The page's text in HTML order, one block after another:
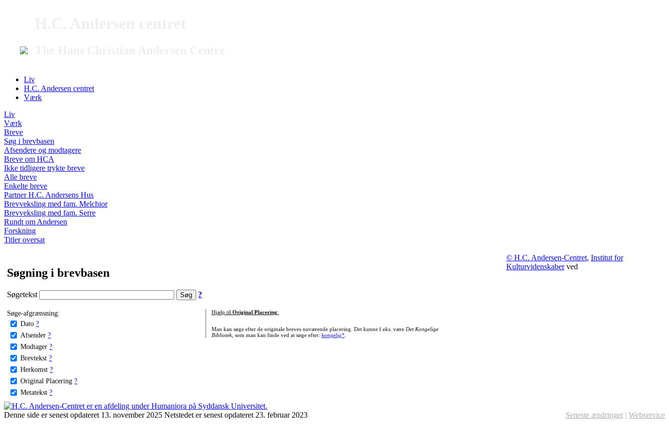
Liv
H.C. Andersen centret
Værk
Liv
Værk
Breve
Søg i brevbasen
Afsendere og modtagere
Breve om HCA
Ikke tidligere trykte breve
Alle breve
Enkelte breve
Partner H.C. Andersens Hus
Brevveksling med fam. Melchior
Brevveksling med fam. Serre
Rundt om Andersen
Forskning
Titler oversat
Søgning i brevbasen
Søgetekst ?
Søge-afgrænsning:
Dato ?
Afsender ?
Modtager ?
Brevtekst ?
Herkomst ?
Original Placering ?
Metatekst ?
Hjælp til Original Placering:
Man kan søge efter de originale breves nuværende placering. Det kunne f.eks. være Det Kongelige
Bibliotek, som man kan finde ved at søge efter: kongelig*.
© H.C. Andersen-Centret, Institut for
Kulturvidenskaberved
Denne side er senest opdateret 13. november 2025 Netstedet er senest opdateret 23. februar 2023 Seneste ændringer | Webservice